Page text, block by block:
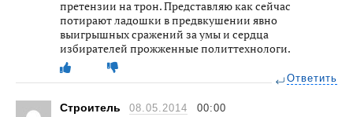
претензии на трон. Представляю как сейчас
потирают ладошки в предвкушении явно
выигрышных сражений за умы и сердца
избирателей прожженные политтехнологи.
Ответить
Строитель 08.05.2014 00:00